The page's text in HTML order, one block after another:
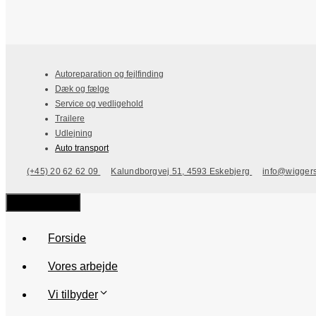
Autoreparation og fejlfinding
Dæk og fælge
Service og vedligehold
Trailere
Udlejning
Auto transport
(+45) 20 62 62 09 Kalundborgvej 51, 4593 Eskebjerg
Forside
Vores arbejde
Vi tilbyder